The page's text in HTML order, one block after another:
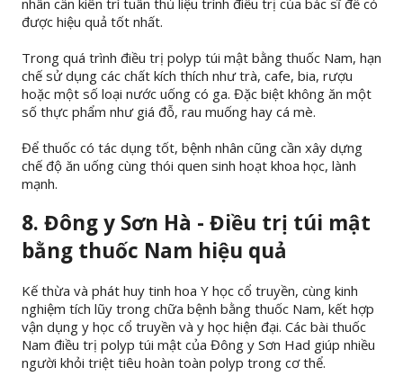
được hiệu quả tốt nhất.
Trong quá trình điều trị polyp túi mật bằng thuốc Nam, hạn
chế sử dụng các chất kích thích như trà, cafe, bia, rượu
hoặc một số loại nước uống có ga. Đặc biệt không ăn một
số thực phẩm như giá đỗ, rau muống hay cá mè.
Để thuốc có tác dụng tốt, bệnh nhân cũng cần xây dựng
chế độ ăn uống cùng thói quen sinh hoạt khoa học, lành
mạnh.
8. Đông y Sơn Hà - Điều trị túi mật
bằng thuốc Nam hiệu quả
Kế thừa và phát huy tinh hoa Y học cổ truyền, cùng kinh
nghiệm tích lũy trong chữa bệnh bằng thuốc Nam, kết hợp
vận dụng y học cổ truyền và y học hiện đại. Các bài thuốc
Nam điều trị polyp túi mật của Đông y Sơn Had giúp nhiều
người khỏi triệt tiêu hoàn toàn polyp trong cơ thể.